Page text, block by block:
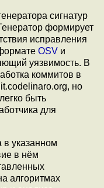
сигнатур
формирует
исправления
OSV и
уязвимость. В
коммитов в
но
быть
для
в указанном
в нём
алгоритмах